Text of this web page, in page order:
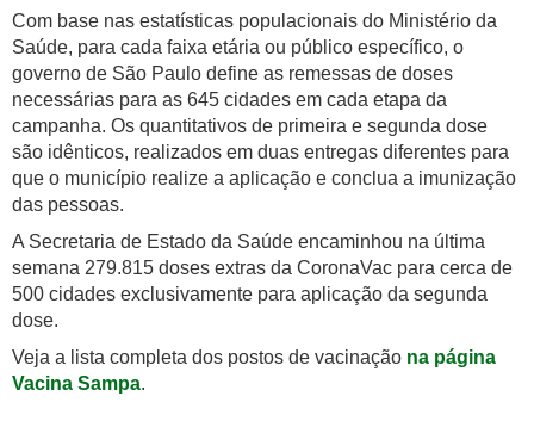
Com base nas estatísticas populacionais do Ministério da
Saúde, para cada faixa etária ou público específico, o
governo de São Paulo define as remessas de doses
necessárias para as 645 cidades em cada etapa da
campanha. Os quantitativos de primeira e segunda dose
são idênticos, realizados em duas entregas diferentes para
que o município realize a aplicação e conclua a imunização
das pessoas.
A Secretaria de Estado da Saúde encaminhou na última
semana 279.815 doses extras da CoronaVac para cerca de
500 cidades exclusivamente para aplicação da segunda
dose.
Veja a lista completa dos postos de vacinação na página
Vacina Sampa.